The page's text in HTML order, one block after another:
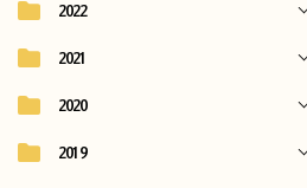
2022
2021
2020
2019